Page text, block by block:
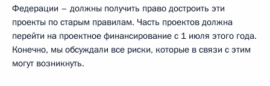
Федерации – должны получить право достроить эти
проекты по старым правилам. Часть проектов должна
перейти на проектное финансирование с 1 июля этого года.
Конечно, мы обсуждали все риски, которые в связи с этим
могут возникнуть.